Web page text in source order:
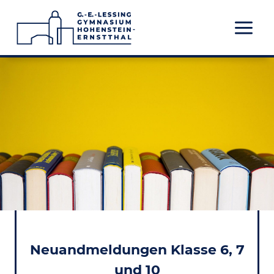
Inhalt
springen
Neuandmeldungen Klasse 6, 7
und 10